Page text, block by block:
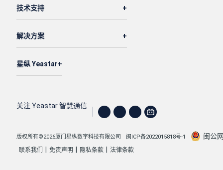
技术支持
解决方案
星纵 Yeastar
关注 Yeastar 智慧通信
版权所有©2026厦门星纵数字科技有限公司 闽ICP备2022015818号-1 闽公
联系我们 | 免责声明 | 隐私条款 | 法律条款